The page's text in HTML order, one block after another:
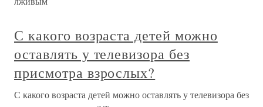
С какого возраста детей можно
оставлять у телевизора без
присмотра взрослых?
С какого возраста детей можно оставлять у телевизора без